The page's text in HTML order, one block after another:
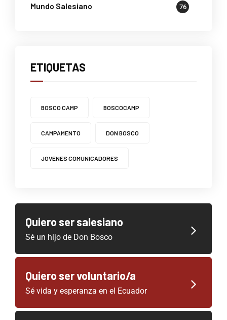
Mundo Salesiano 76
ETIQUETAS
BOSCO CAMP BOSCOCAMP
CAMPAMENTO DON BOSCO
JOVENES COMUNICADORES
Quiero ser salesiano
Sé un hijo de Don Bosco
Quiero ser voluntario/a
Sé vida y esperanza en el Ecuador